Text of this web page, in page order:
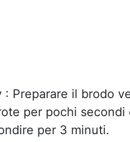
Preparare il brodo
per pochi
per 3 minuti.